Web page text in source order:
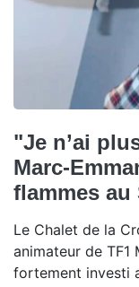
"Je n’ai
Marc-
flammes au
Le Chalet de la
animateur de TF1
fortement investi